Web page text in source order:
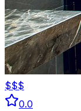
$$$
0.0